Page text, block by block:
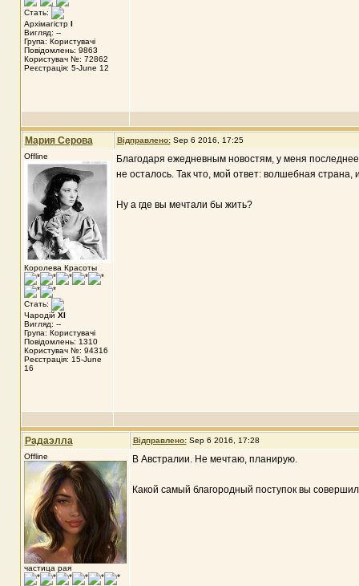
Стать:
Архімагістр I
Вигляд: --
Група: Користувачі
Повідомлень: 9863
Користувач №: 72862
Реєстрація: 5-June 12
Мария Серова Відправлено: Sep 6 2016, 17:25
Offline
Королева Красоты
Стать:
Чародій XI
Вигляд: --
Група: Користувачі
Повідомлень: 1310
Користувач №: 94316
Реєстрація: 15-June
16
Благодаря ежедневным новостям, у меня
не осталось. Так что, мой ответ: волшебная страна,
Ну а где вы мечтали бы жить?
Радаэлла Відправлено: Sep 6 2016, 17:28
Offline
частица рая
В Австралии. Не мечтаю, планирую.
Какой самый благородный поступок вы